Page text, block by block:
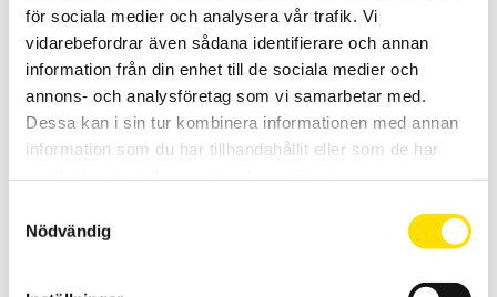
för sociala medier och analysera vår trafik. Vi
vidarebefordrar även sådana identifierare och annan
information från din enhet till de sociala medier och
annons- och analysföretag som vi samarbetar med.
Dessa kan i sin tur kombinera informationen med annan
information som du har tillhandahållit eller som de har
Nödvändig
Mecmesin OmniTest™ 7,5 motoriserad
materialprovare
PC styrd provställ/dragprovare för material och produktprovning
från Mecmesin med kapaciteter från 2,5 N upp till 7500 N